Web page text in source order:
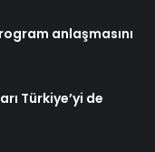
anlaşmasını
Türkiye’yi de